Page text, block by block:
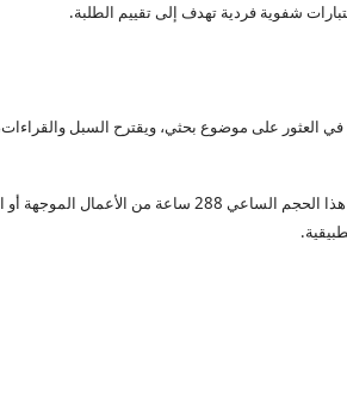
شفوية فردية تهدف إلى تقييم الطلبة.
العثور على موضوع بحثي، ويقترح السبل
يتعين على الأستاذ الباحث ضمان خدمة التدريس وفقا للحجم الساعي المرجعي المحدد بـ 192 ساعة